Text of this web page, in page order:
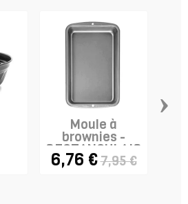
Moule à
brownies -
RECTANGULAIRE
6,76 €7,95 €
›